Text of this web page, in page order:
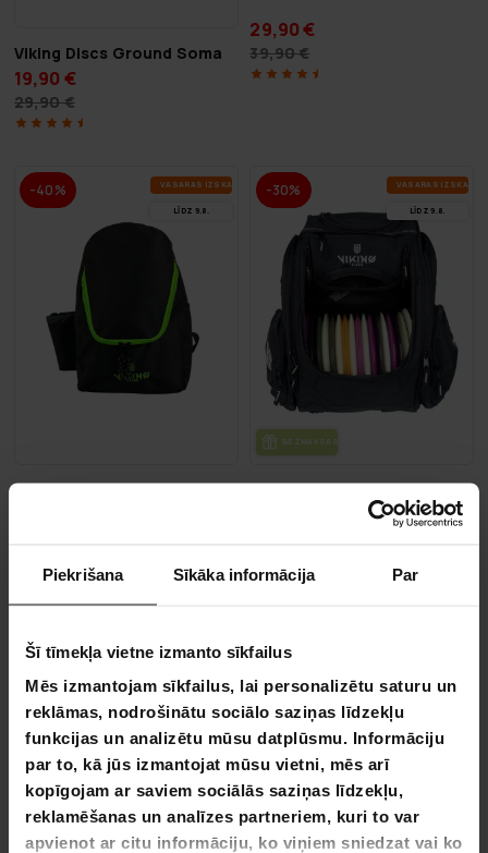
Piekrišana Sīkāka informācija Par
Šī tīmekļa vietne izmanto sīkfailus
Mēs izmantojam sīkfailus, lai personalizētu saturu un
reklāmas, nodrošinātu sociālo saziņas līdzekļu
funkcijas un analizētu mūsu datplūsmu. Informāciju
par to, kā jūs izmantojat mūsu vietni, mēs arī
kopīgojam ar saviem sociālās saziņas līdzekļu,
reklamēšanas un analīzes partneriem, kuri to var
apvienot ar citu informāciju, ko viņiem sniedzat vai ko
Viking Discs Ground Soma
19,90 €
29,90 €
29,90 €
39,90 €
-40% VA­SA­RAS IZ­SKA­ŅA
LĪDZ 9.8.
Viking Discs Disc Golf Mugursoma Light Black/Lime
29,90 €
49,90 €
-30% VA­SA­RAS IZ­SKA­ŅA
LĪDZ 9.8.
BEZ­MAK­SAS PIE­GĀ­DE
Viking Discs Mugursoma Pro
-66%